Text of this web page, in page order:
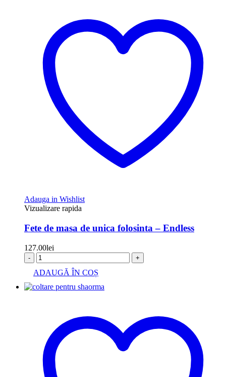
Adauga in Wishlist
Vizualizare rapida
Fete de masa de unica folosinta – Endless
127.00lei
- +
ADAUGĂ ÎN COȘ